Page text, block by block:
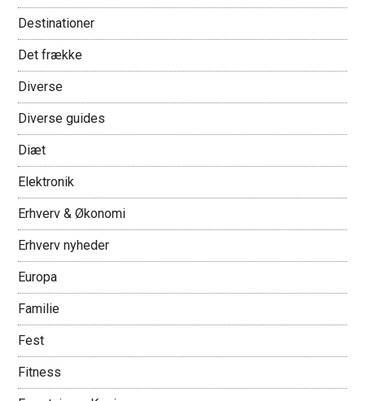
Destinationer
Det frække
Diverse
Diverse guides
Diæt
Elektronik
Erhverv & Økonomi
Erhverv nyheder
Europa
Familie
Fest
Fitness